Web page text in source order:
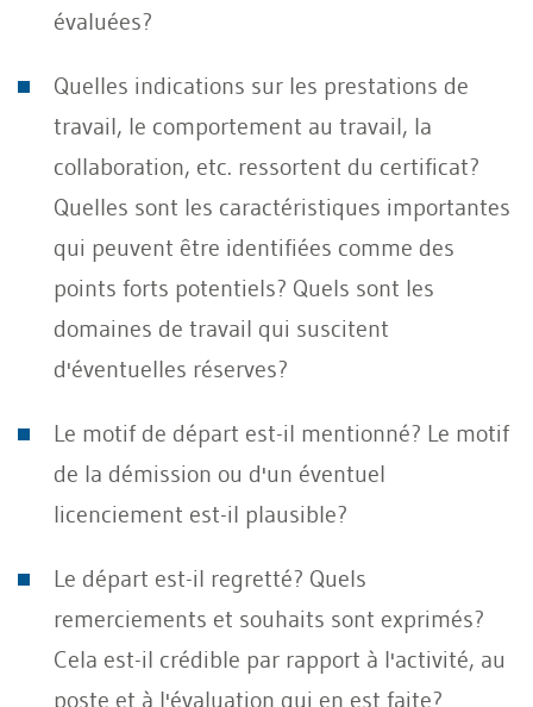
évaluées?
Quelles indications sur les prestations de
travail, le comportement au travail, la
collaboration, etc. ressortent du certificat?
Quelles sont les caractéristiques importantes
qui peuvent être identifiées comme des
points forts potentiels? Quels sont les
domaines de travail qui suscitent
d'éventuelles réserves?
Le motif de départ est-il mentionné? Le motif
de la démission ou d'un éventuel
licenciement est-il plausible?
Le départ est-il regretté? Quels
remerciements et souhaits sont exprimés?
Cela est-il crédible par rapport à l'activité, au
poste et à l'évaluation qui en est faite?